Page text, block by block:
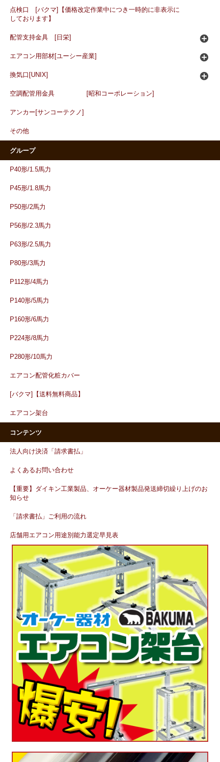
点検口 [バクマ]【価格改定作業中につき一時的に非表示に
しております】
配管支持金具 [日栄]
エアコン用部材[ユーシー産業]
換気口[UNIX]
空調配管用金具 [昭和コーポレーション]
アンカー[サンコーテクノ]
その他
グループ
P40形/1.5馬力
P45形/1.8馬力
P50形/2馬力
P56形/2.3馬力
P63形/2.5馬力
P80形/3馬力
P112形/4馬力
P140形/5馬力
P160形/6馬力
P224形/8馬力
P280形/10馬力
エアコン配管化粧カバー
[バクマ]【送料無料商品】
エアコン架台
コンテンツ
法人向け決済「請求書払」
よくあるお問い合わせ
【重要】ダイキン工業製品、オーケー器材製品発送締切繰り上げのお
知らせ
「請求書払」ご利用の流れ
店舗用エアコン用途別能力選定早見表